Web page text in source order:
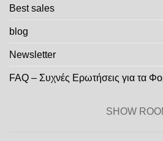
Best sales
blog
Newsletter
FAQ – Συχνές Ερωτήσεις για τα
SHOW